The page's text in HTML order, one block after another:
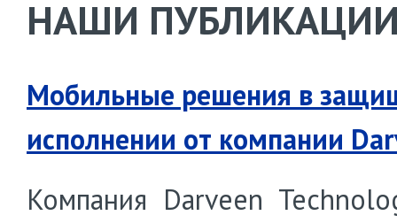
НАШИ
Мобильные решения в
исполнении от компании
Компания Darveen